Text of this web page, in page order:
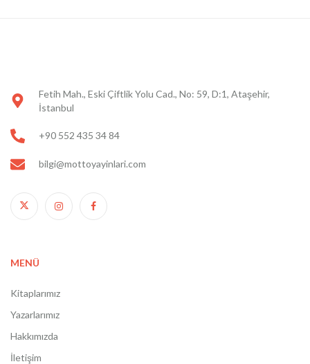
Fetih Mah., Eski Çiftlik Yolu Cad., No: 59, D:1, Ataşehir,
İstanbul
+90 552 435 34 84
bilgi@mottoyayinlari.com
MENÜ
Kitaplarımız
Yazarlarımız
Hakkımızda
İletişim